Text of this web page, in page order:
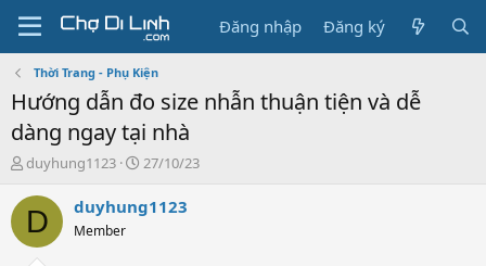
Đăng nhập Đăng ký
Thời Trang - Phụ Kiện
Hướng dẫn đo size nhẫn thuận tiện và dễ
dàng ngay tại nhà
T
r
a
duyhung1123
N
à
y
27/10/23
D duyhung1123
Member